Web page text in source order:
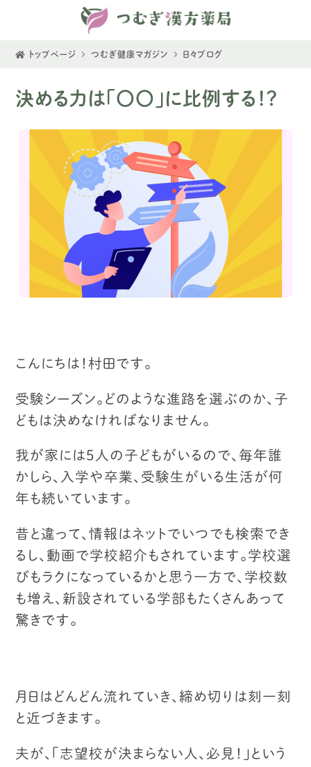
トップページ つむぎ健康マガジン 日々ブログ
決める力は「〇〇」に比例する！？
こんにちは！村田です。
受験シーズン。 どのような進路を選ぶのか、子
どもは決めなければなりません。
我が家には５人の子どもがいるので、毎年誰
かしら、入学や卒業、受験生がいる生活が何
年も続いています。
昔と違って、情報はネットでいつでも検索でき
るし、動画で学校紹介もされています。 学校選
びもラクになっているかと思う一方で、学校数
も増え、新設されている学部もたくさんあって
驚きです。
月日はどんどん流れていき、締め切りは刻一刻
と近づきます。
夫が、「志望校が決まらない人、必見！」という